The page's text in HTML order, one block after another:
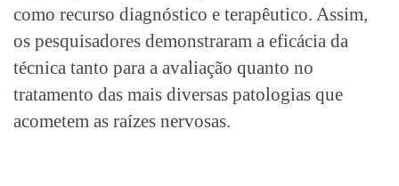
como recurso diagnóstico e terapêutico. Assim,
os pesquisadores demonstraram a eficácia da
técnica tanto para a avaliação quanto no
tratamento das mais diversas patologias que
acometem as raízes nervosas.